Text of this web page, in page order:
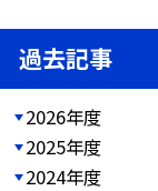
過去記事
2026年度
2025年度
2024年度